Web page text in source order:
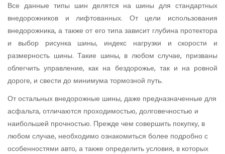
Все данные типы шин делятся на шины для стандартных
внедорожников и лифтованных. От цели использования
внедорожника, а также от его типа зависит глубина протектора
и выбор рисунка шины, индекс нагрузки и скорости и
размерность шины. Такие шины, в любом случае, призваны
облегчить управление, как на бездорожье, так и на ровной
дороге, и свести до минимума тормозной путь.
От остальных внедорожные шины, даже предназначенные для
асфальта, отличаются проходимостью, долговечностью и
наибольшей прочностью. Прежде чем совершить покупку, в
любом случае, необходимо ознакомиться более подробно с
особенностями авто, а также определить условия, в которых